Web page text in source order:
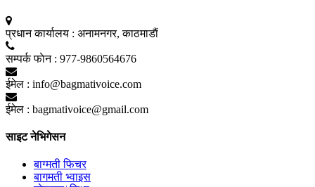
प्रधान कार्यालय : अनामनगर, काठमाडाैं
सम्पर्क फाेन : 977-9860564676
ईमेल : info@bagmativoice.com
ईमेल : bagmativoice@gmail.com
साइट नेभिगेसन
बाग्मती फिचर
बागमती भ्वाइस